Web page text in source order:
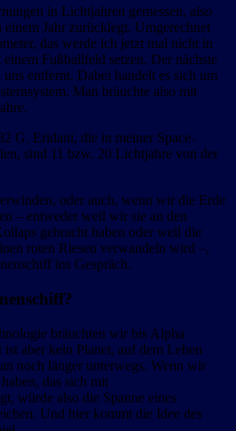
in Lichtjahren gemessen, also
Jahr zurücklegt. Umgerechnet
das werde ich jetzt mal nicht in
Fußballfeld setzen. Der nächste
entfernt. Dabei handelt es sich um
Man bräuchte also mit
G. Eridani, die in meiner Space-
sind 11 bzw. 20 Lichtjahre von der
oder auch, wenn wir die Erde
– entweder weil wir sie an den
gebracht haben oder weil die
roten Riesen verwandeln wird –,
ins Gespräch.
bräuchten wir bis Alpha
aber kein Planet, auf dem Leben
noch länger unterwegs. Wenn wir
das sich mit
würde also die Spanne eines
Und hier kommt die Idee des